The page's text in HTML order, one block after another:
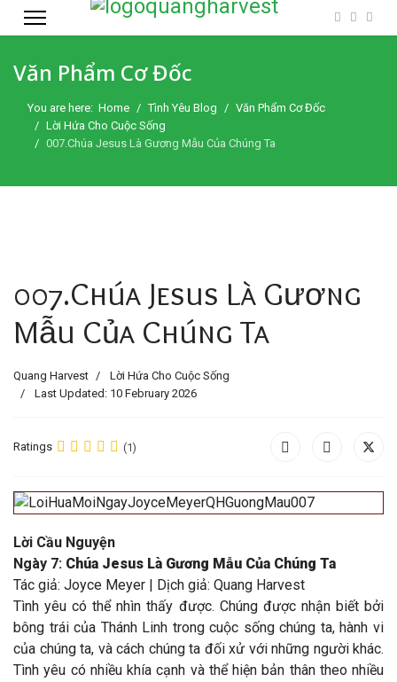
Văn Phẩm Cơ Đốc
You are here: Home Tình Yêu Blog
Văn Phẩm Cơ Đốc
Lời Hứa Cho Cuộc Sống
007.Chúa Jesus Là Gương Mẫu Của Chúng Ta
007.Chúa Jesus Là Gương
Mẫu Của Chúng Ta
Quang Harvest
Lời Hứa Cho Cuộc Sống
Last Updated: 10 February 2026
Ratings (1)
Lời Cầu Nguyện
Ngày 7: Chúa Jesus Là Gương Mẫu Của Chúng Ta
Tác giả: Joyce Meyer | Dịch giả: Quang Harvest
Tình yêu có thể nhìn thấy được. Chúng được nhận biết bởi
bông trái của Thánh Linh trong cuộc sống chúng ta, hành vi
của chúng ta, và cách chúng ta đối xử với những người khác.
Tình yêu có nhiều khía cạnh và thể hiện bản thân theo nhiều